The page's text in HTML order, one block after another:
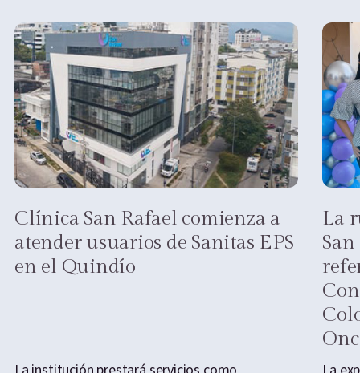
Clínica San Rafael comienza a
atender usuarios de Sanitas EPS
en el Quindío
La